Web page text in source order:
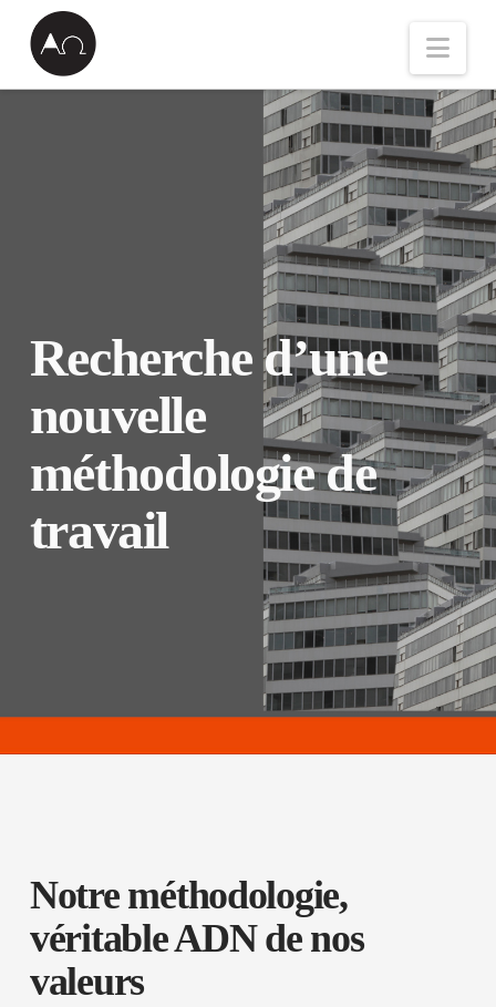
Recherche d’une
nouvelle
méthodologie de
travail
Notre méthodologie,
véritable ADN de nos
valeurs